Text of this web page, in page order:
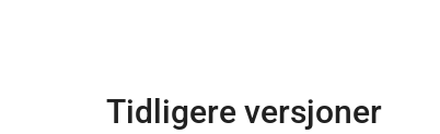
Tidligere versjoner